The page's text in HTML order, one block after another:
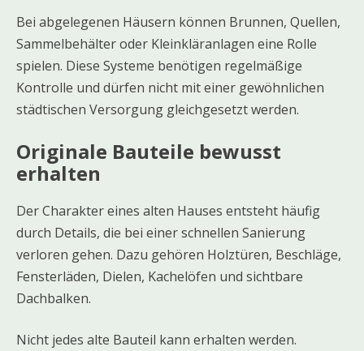
Bei abgelegenen Häusern können Brunnen, Quellen,
Sammelbehälter oder Kleinkläranlagen eine Rolle
spielen. Diese Systeme benötigen regelmäßige
Kontrolle und dürfen nicht mit einer gewöhnlichen
städtischen Versorgung gleichgesetzt werden.
Originale Bauteile bewusst
erhalten
Der Charakter eines alten Hauses entsteht häufig
durch Details, die bei einer schnellen Sanierung
verloren gehen. Dazu gehören Holztüren, Beschläge,
Fensterläden, Dielen, Kachelöfen und sichtbare
Dachbalken.
Nicht jedes alte Bauteil kann erhalten werden.